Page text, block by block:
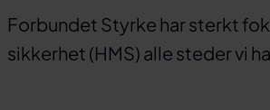
Forbundet Styrke har sterkt
sikkerhet (HMS) alle steder vi